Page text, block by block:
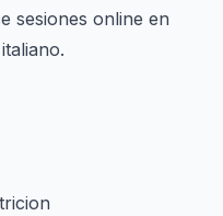
sesiones online en